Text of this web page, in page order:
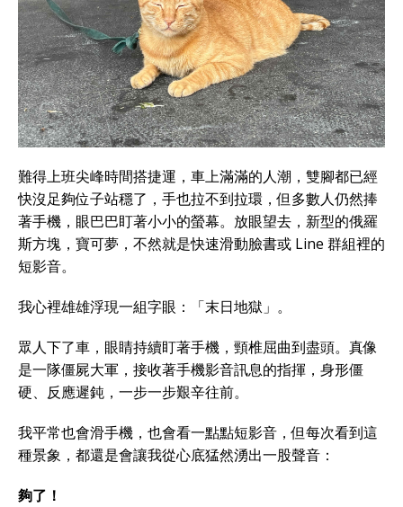
難得上班尖峰時間搭捷運，車上滿滿的人潮，雙腳都已經
快沒足夠位子站穩了，手也拉不到拉環，但多數人仍然捧
著手機，眼巴巴盯著小小的螢幕。放眼望去，新型的俄羅
斯方塊，寶可夢，不然就是快速滑動臉書或 Line 群組裡的
短影音。
我心裡雄雄浮現一組字眼：「末日地獄」。
眾人下了車，眼睛持續盯著手機，頸椎屈曲到盡頭。真像
是一隊僵屍大軍，接收著手機影音訊息的指揮，身形僵
硬、反應遲鈍，一步一步艱辛往前。
我平常也會滑手機，也會看一點點短影音，但每次看到這
種景象，都還是會讓我從心底猛然湧出一股聲音：
夠了！